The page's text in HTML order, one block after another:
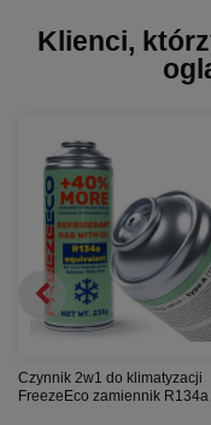
Klienci,
Czynnik 2w1 do klimatyzacji
FreezeEco zamiennik